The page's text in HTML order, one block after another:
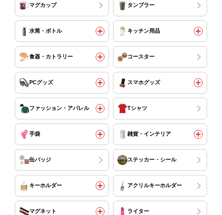
マグカップ タンブラー
水筒・ボトル キッチン用品
食器・カトラリー コースター
PCグッズ スマホグッズ
ファッション・アパレル Tシャツ
手袋 雑貨・インテリア
缶バッジ ステッカー・シール
キーホルダー アクリルキーホルダー
マグネット ライター